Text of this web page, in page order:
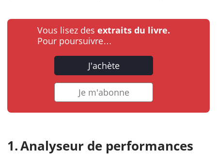
Vous lisez des extraits du livre.
Pour poursuivre…
J'achète
Je m'abonne
Analyseur de performances